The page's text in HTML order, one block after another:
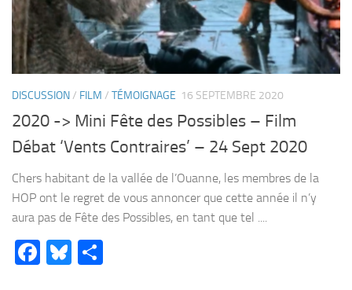
DISCUSSION/ FILM / TÉMOIGNAGE 16 SEPTEMBRE 2020
2020 -> Mini Fête des Possibles – Film
Débat ‘Vents Contraires’ – 24 Sept 2020
Chers habitant de la vallée de l’Ouanne, les membres de la
HOP ont le regret de vous annoncer que cette année il n’y
aura pas de Fête des Possibles, en tant que tel ....
Facebook
Bluesky